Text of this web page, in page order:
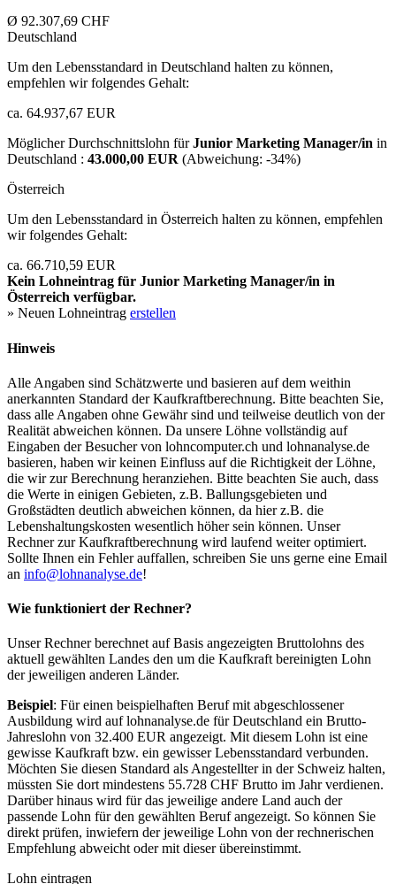
Ø 92.307,69 CHF
Deutschland
Um den Lebensstandard in Deutschland halten zu können,
empfehlen wir folgendes Gehalt:
ca. 64.937,67 EUR
Möglicher Durchschnittslohn fürJunior Marketing Manager/in in
Deutschland : 43.000,00 EUR (Abweichung: -34%)
Österreich
Um den Lebensstandard in Österreich halten zu können, empfehlen
wir folgendes Gehalt:
ca. 66.710,59 EUR
Kein Lohneintrag für Junior Marketing Manager/in in
Österreich verfügbar.
» Neuen Lohneintrag erstellen
Hinweis
Alle Angaben sind Schätzwerte und basieren auf dem weithin
anerkannten Standard der Kaufkraftberechnung. Bitte beachten Sie,
dass alle Angaben ohne Gewähr sind und teilweise deutlich von der
Realität abweichen können. Da unsere Löhne vollständig auf
Eingaben der Besucher von lohncomputer.ch und lohnanalyse.de
basieren, haben wir keinen Einfluss auf die Richtigkeit der Löhne,
die wir zur Berechnung heranziehen. Bitte beachten Sie auch, dass
die Werte in einigen Gebieten, z.B. Ballungsgebieten und
Großstädten deutlich abweichen können, da hier z.B. die
Lebenshaltungskosten wesentlich höher sein können. Unser
Rechner zur Kaufkraftberechnung wird laufend weiter optimiert.
Sollte Ihnen ein Fehler auffallen, schreiben Sie uns gerne eine Email
an info@lohnanalyse.de!
Wie funktioniert der Rechner?
Unser Rechner berechnet auf Basis angezeigten Bruttolohns des
aktuell gewählten Landes den um die Kaufkraft bereinigten Lohn
der jeweiligen anderen Länder.
Beispiel: Für einen beispielhaften Beruf mit abgeschlossener
Ausbildung wird auf lohnanalyse.de für Deutschland ein Brutto-
Jahreslohn von 32.400 EUR angezeigt. Mit diesem Lohn ist eine
gewisse Kaufkraft bzw. ein gewisser Lebensstandard verbunden.
Möchten Sie diesen Standard als Angestellter in der Schweiz halten,
müssten Sie dort mindestens 55.728 CHF Brutto im Jahr verdienen.
Darüber hinaus wird für das jeweilige andere Land auch der
passende Lohn für den gewählten Beruf angezeigt. So können Sie
direkt prüfen, inwiefern der jeweilige Lohn von der rechnerischen
Empfehlung abweicht oder mit dieser übereinstimmt.
Lohn eintragen